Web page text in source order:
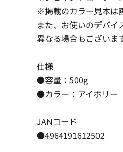
※掲載のカラー見本は
また、お使いのデバ
異なる場合もございま
仕様
●容量：500g
●カラー：アイボリー
JANコード
●4964191612502